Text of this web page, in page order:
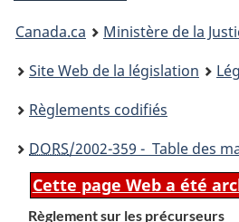
You
are
here:
Canada.ca
Ministère de la
Site Web de la législation
Règlements codifiés
DORS/2002-359 - Table des
Cette page Web a été
Règlement sur les précurseurs